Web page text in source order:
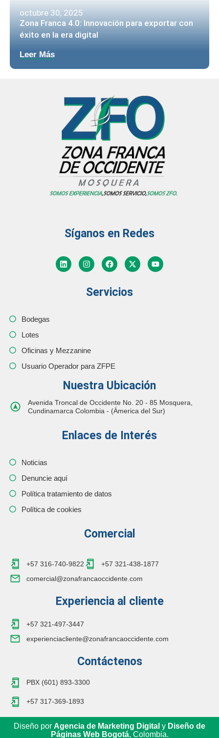
octubre 30, 2025
Zona Franca 4.0: Innovación para exportar con
éxito en la era digital
Leer Más
Síganos en Redes
Servicios
Bodegas
Lotes
Oficinas y Mezzanine
Usuario Operador para ZFPE
Nuestra Ubicación
Avenida Troncal de Occidente No. 20 - 85 Mosquera,
Cundinamarca Colombia - (Ámerica del Sur)
Enlaces de Interés
Noticias
Denuncie aquí
Política tratamiento de datos
Política de cookies
Comercial
+57 316-740-9822
+57 321-438-1877
comercial@zonafrancaoccidente.com
Experiencia al cliente
+57 321-497-3447
experienciacliente@zonafrancaoccidente.com
Contáctenos
PBX (601) 893-3300
+57 317-369-1893
Diseño por Agencia de Marketing Digital y Diseño de
Páginas Web Bogotá, Colombia.